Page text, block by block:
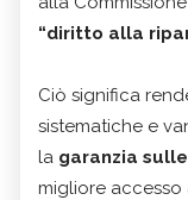
“diritto alla
Ciò significa
sistematiche e
la garanzia
migliore accesso